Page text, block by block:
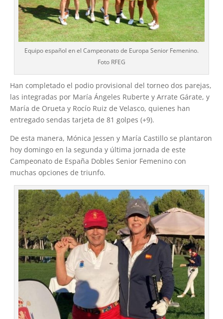
Equipo español en el Campeonato de Europa Senior Femenino.
Foto RFEG
Han completado el podio provisional del torneo dos parejas,
las integradas por María Ángeles Ruberte y Arrate Gárate, y
María de Orueta y Rocío Ruiz de Velasco, quienes han
entregado sendas tarjeta de 81 golpes (+9).
De esta manera, Mónica Jessen y María Castillo se plantaron
hoy domingo en la segunda y última jornada de este
Campeonato de España Dobles Senior Femenino con
muchas opciones de triunfo.